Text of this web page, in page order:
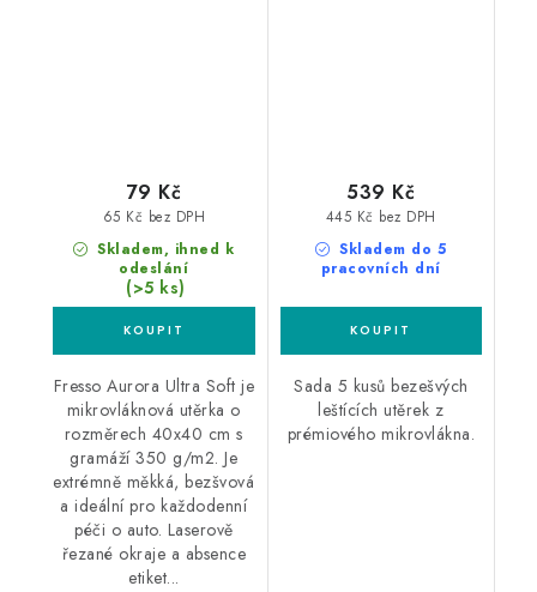
Skladem, ihned k
odeslání
(>5 ks)
65 Kč bez DPH
79 Kč
Fresso Aurora Ultra Soft je
mikrovláknová utěrka o
rozměrech 40x40 cm s
gramáží 350 g/m2. Je
extrémně měkká, bezšvová
a ideální pro každodenní
péči o auto. Laserově
řezané okraje a absence
etiket...
Skladem do 5
pracovních dní
445 Kč bez DPH
539 Kč
Sada 5 kusů bezešvých
leštících utěrek z
prémiového mikrovlákna.